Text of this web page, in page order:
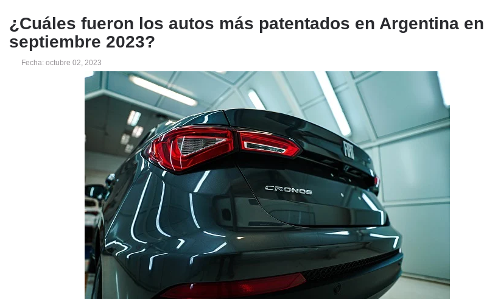
¿Cuáles fueron los autos más patentados en Argentina en
septiembre 2023?
Fecha: octubre 02, 2023